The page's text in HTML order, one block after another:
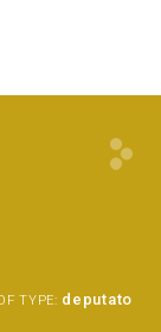
TYPE: deputato